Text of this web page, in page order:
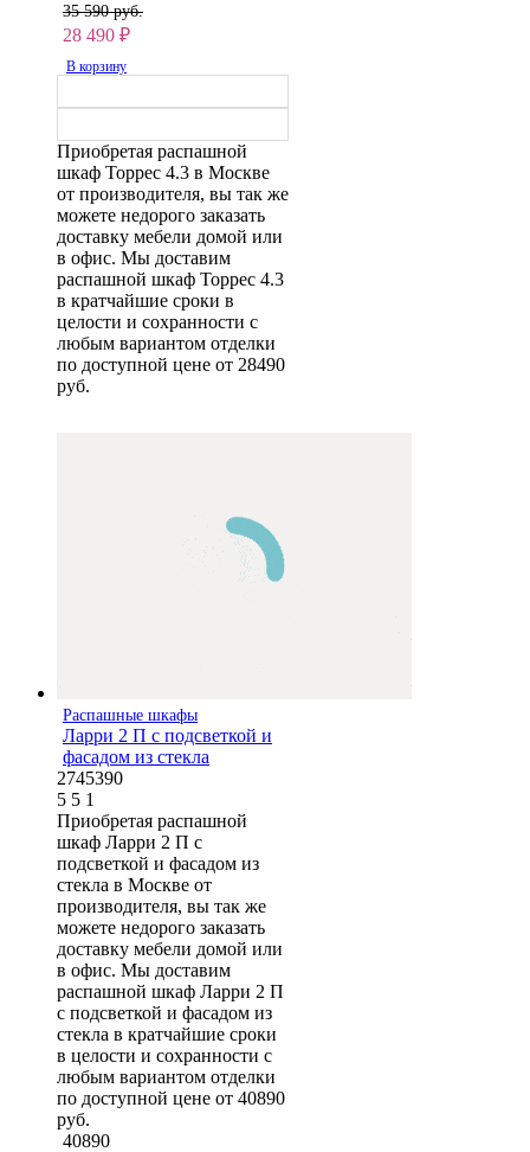
35 590 руб.
28 490 ₽
В корзину
Приобретая распашной
шкаф Торрес 4.3 в Москве
от производителя, вы так же
можете недорого заказать
доставку мебели домой или
в офис. Мы доставим
распашной шкаф Торрес 4.3
в кратчайшие сроки в
целости и сохранности с
любым вариантом отделки
по доступной цене от 28490
руб.
Распашные шкафы
Ларри 2 П с подсветкой и
фасадом из стекла
2745390
5 5 1
Приобретая распашной
шкаф Ларри 2 П с
подсветкой и фасадом из
стекла в Москве от
производителя, вы так же
можете недорого заказать
доставку мебели домой или
в офис. Мы доставим
распашной шкаф Ларри 2 П
с подсветкой и фасадом из
стекла в кратчайшие сроки
в целости и сохранности с
любым вариантом отделки
по доступной цене от 40890
руб.
40890